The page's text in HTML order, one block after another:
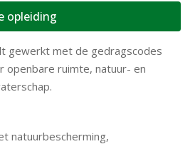
opleiding
gewerkt met de gedragscodes
openbare ruimte, natuur- en
natuurbescherming,